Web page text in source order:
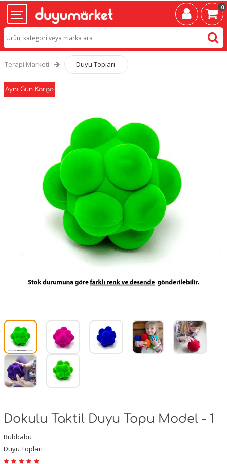
0
Terapi Marketi Duyu Topları
Aynı Gün Kargo
Dokulu Taktil Duyu Topu Model - 1
Rubbabu
Duyu Topları